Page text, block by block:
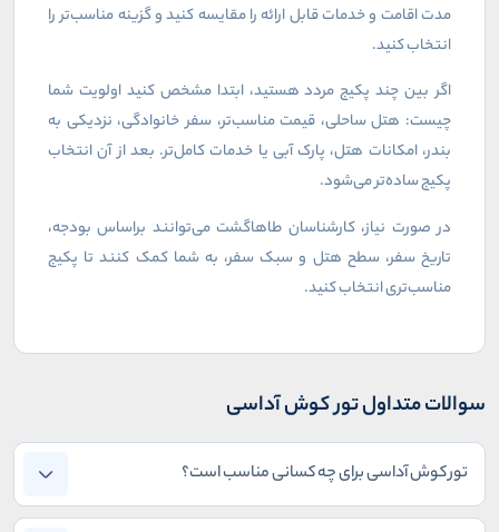
مدت اقامت و خدمات قابل ارائه را مقایسه کنید و گزینه مناسب‌تر را
انتخاب کنید.
اگر بین چند پکیج مردد هستید، ابتدا مشخص کنید اولویت شما
چیست: هتل ساحلی، قیمت مناسب‌تر، سفر خانوادگی، نزدیکی به
بندر، امکانات هتل، پارک آبی یا خدمات کامل‌تر. بعد از آن انتخاب
پکیج ساده‌تر می‌شود.
در صورت نیاز، کارشناسان طاهاگشت می‌توانند براساس بودجه،
تاریخ سفر، سطح هتل و سبک سفر، به شما کمک کنند تا پکیج
مناسب‌تری انتخاب کنید.
سوالات متداول تور کوش آداسی
تور کوش آداسی برای چه کسانی مناسب است؟